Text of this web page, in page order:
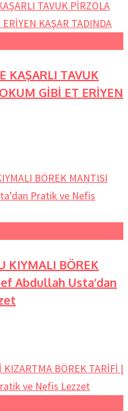
KAŞARLI TAVUK
GİBİ ET ERİYEN
KIYMALI BÖREK
Abdullah Usta’dan